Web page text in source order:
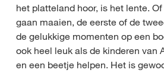
het platteland hoor, is het lente.
gaan maaien, de eerste of de
de gelukkige momenten op een
ook heel leuk als de kinderen van
en een beetje helpen. Het is